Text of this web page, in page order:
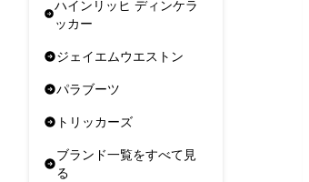
ハインリッヒ ディンケラ
ッカー
ジェイエムウエストン
パラブーツ
トリッカーズ
ブランド一覧をすべて見
る